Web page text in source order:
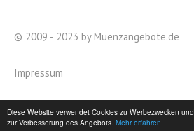
Diese Website verwendet Cookies zu Werbezwecken und
zur Verbesserung des Angebots. Mehr erfahren
© 2009 - 2023 by Muenzangebote.de
Impressum